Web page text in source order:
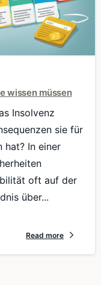
0
wissen müssen
Insolvenz
sie für
hat? In einer
oft auf der
über...
Read more